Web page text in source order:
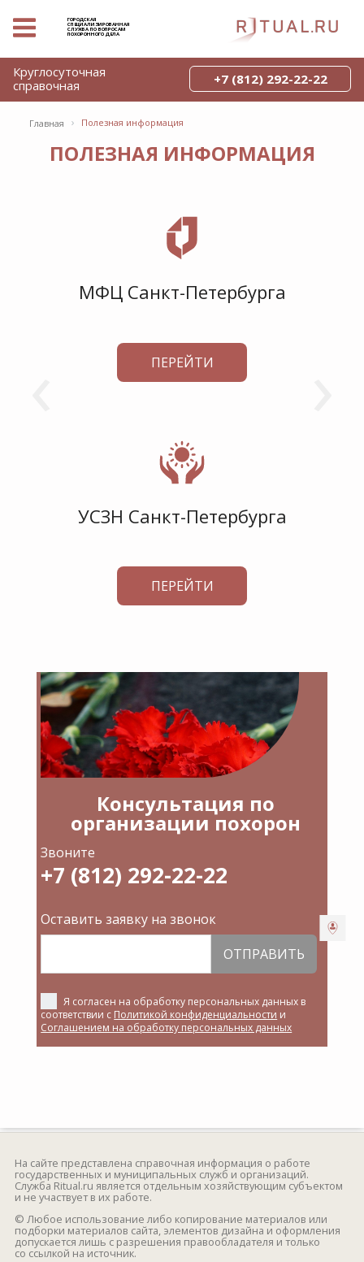
ГОРОДСКАЯ
СПЕЦИАЛИЗИРОВАННАЯ
СЛУЖБА ПО ВОПРОСАМ
ПОХОРОННОГО ДЕЛА
Главная › Полезная информация
ПОЛЕЗНАЯ ИНФОРМАЦИЯ
МФЦ Санкт-Петербурга
ПЕРЕЙТИ
УСЗН Санкт-Петербурга
ПЕРЕЙТИ
Консультация по
организации похорон
Звоните
+7 (812) 292-22-22
Оставить заявку на звонок
ОТПРАВИТЬ
Я согласен на обработку персональных данных в
соответствии с Политикой конфиденциальности и
Соглашением на обработку персональных данных
На сайте представлена справочная информация о работе
государственных и муниципальных служб и организаций.
Служба Ritual.ru является отдельным хозяйствующим субъектом
и не участвует в их работе.
© Любое использование либо копирование материалов или
подборки материалов сайта, элементов дизайна и оформления
допускается лишь с разрешения правообладателя и только
со ссылкой на источник.
Круглосуточная
справочная
+7 (812) 292-22-22